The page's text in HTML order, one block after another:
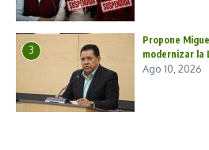
3
Propone
modernizar la
Ago 10, 2026